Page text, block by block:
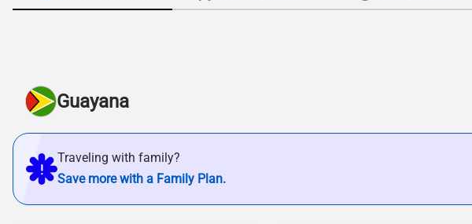
Guayana
Traveling with family?
Save more with a Family Plan.